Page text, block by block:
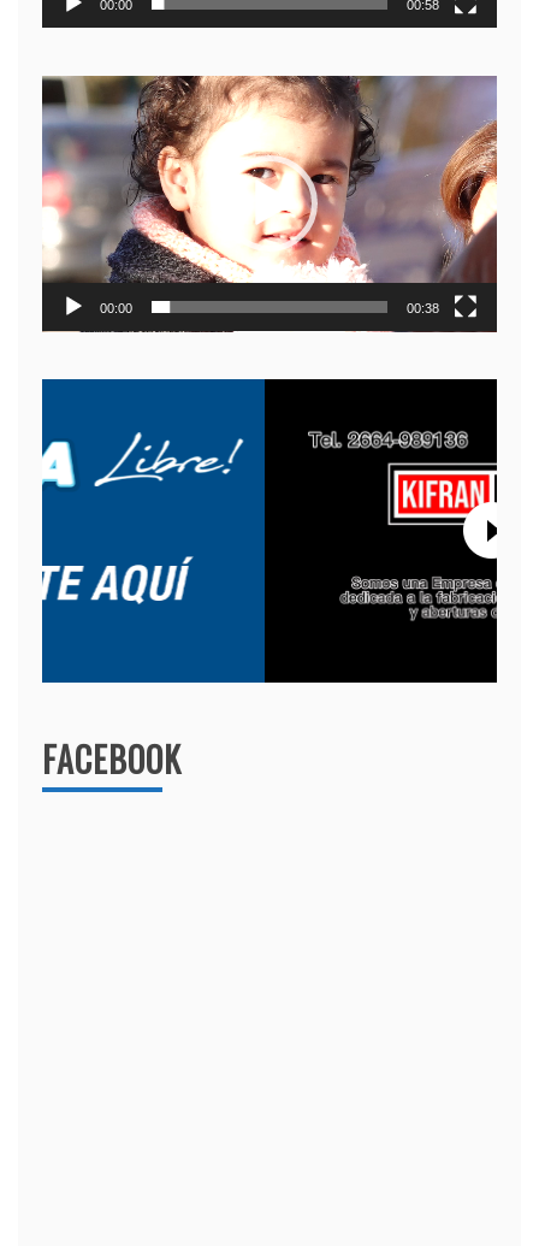
00:00 00:58
Reproductor
de
video
00:00 00:38
FACEBOOK